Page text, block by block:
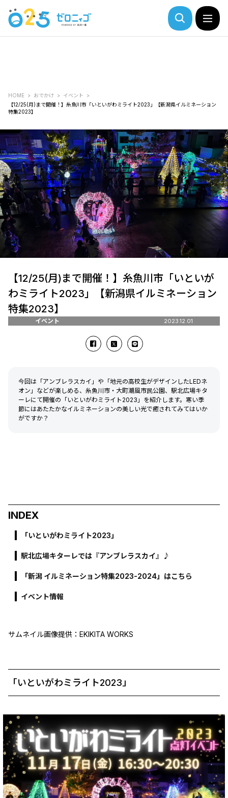
HOME おでかけ
イベント
【12/25(月)まで開催！】糸魚川市「いといがわミライト2023」【新潟県イルミネーション
特集2023】
【12/25(月)まで開催！】糸魚川市「いといが
わミライト2023」【新潟県イルミネーション
特集2023】
イベント 2023.12.01
今回は「アンブレラスカイ」や「地元の高校生がデザインしたLEDネ
オン」などが楽しめる、糸魚川市・大町潮風市民公園、駅北広場キタ
ーレにて開催の「いといがわミライト2023」を紹介します。寒い季
節にはあたたかなイルミネーションの美しい光で癒されてみてはいか
がですか？
INDEX
「いといがわミライト2023」
駅北広場キターレでは『アンブレラスカイ』♪
「新潟 イルミネーション特集2023-2024」はこちら
イベント情報
サムネイル画像提供：EKIKITA WORKS
「いといがわミライト2023」